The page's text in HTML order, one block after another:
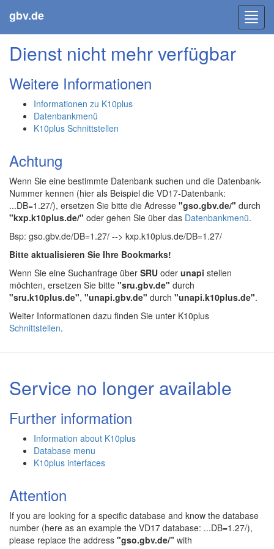
gbv.de
Dienst nicht mehr verfügbar
Weitere Informationen
Informationen zu K10plus
Datenbankmenü
K10plus Schnittstellen
Achtung
Wenn Sie eine bestimmte Datenbank suchen und die Datenbank-
Nummer kennen (hier als Beispiel die VD17-Datenbank:
...DB=1.27/), ersetzen Sie bitte die Adresse "gso.gbv.de/" durch
"kxp.k10plus.de/" oder gehen Sie über das Datenbankmenü.
Bsp: gso.gbv.de/DB=1.27/ --> kxp.k10plus.de/DB=1.27/
Bitte aktualisieren Sie Ihre Bookmarks!
Wenn Sie eine Suchanfrage über SRU oder unapi stellen
möchten, ersetzen Sie bitte "sru.gbv.de" durch
"sru.k10plus.de", "unapi.gbv.de" durch "unapi.k10plus.de".
Weiter Informationen dazu finden Sie unter K10plus
Schnittstellen.
Service no longer available
Further information
Information about K10plus
Database menu
K10plus interfaces
Attention
If you are looking for a specific database and know the database
number (here as an example the VD17 database: ...DB=1.27/),
please replace the address "gso.gbv.de/" with